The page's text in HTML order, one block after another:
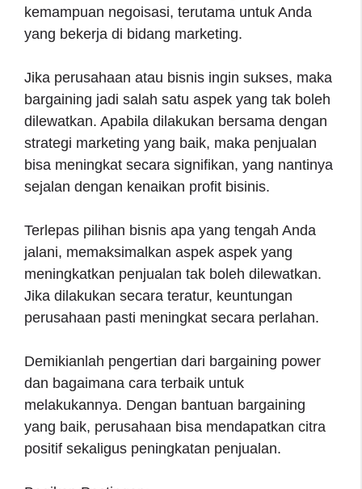
kemampuan negoisasi, terutama untuk Anda
yang bekerja di bidang marketing.
Jika perusahaan atau bisnis ingin sukses, maka
bargaining jadi salah satu aspek yang tak boleh
dilewatkan. Apabila dilakukan bersama dengan
strategi marketing yang baik, maka penjualan
bisa meningkat secara signifikan, yang nantinya
sejalan dengan kenaikan profit bisinis.
Terlepas pilihan bisnis apa yang tengah Anda
jalani, memaksimalkan aspek aspek yang
meningkatkan penjualan tak boleh dilewatkan.
Jika dilakukan secara teratur, keuntungan
perusahaan pasti meningkat secara perlahan.
Demikianlah pengertian dari bargaining power
dan bagaimana cara terbaik untuk
melakukannya. Dengan bantuan bargaining
yang baik, perusahaan bisa mendapatkan citra
positif sekaligus peningkatan penjualan.